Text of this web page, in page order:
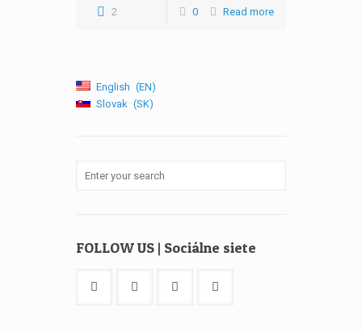
2 0 Read more
English
EN
Slovak
SK
FOLLOW US | Sociálne siete